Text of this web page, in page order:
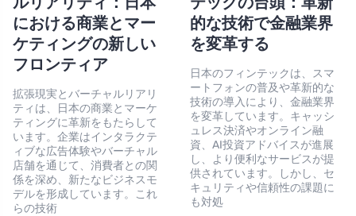
における商業とマー
ケティングの新しい
フロンティア
拡張現実とバーチャルリアリ
ティは、日本の商業とマーケ
ティングに革新をもたらして
います。企業はインタラクテ
ィブな広告体験やバーチャル
店舗を通じて、消費者との関
係を深め、新たなビジネスモ
デルを形成しています。これ
らの技術
的な技術で金融業界
を変革する
日本のフィンテックは、スマ
ートフォンの普及や革新的な
技術の導入により、金融業界
を変革しています。キャッシ
ュレス決済やオンライン融
資、AI投資アドバイスが進展
し、より便利なサービスが提
供されています。しかし、セ
キュリティや信頼性の課題に
も対処